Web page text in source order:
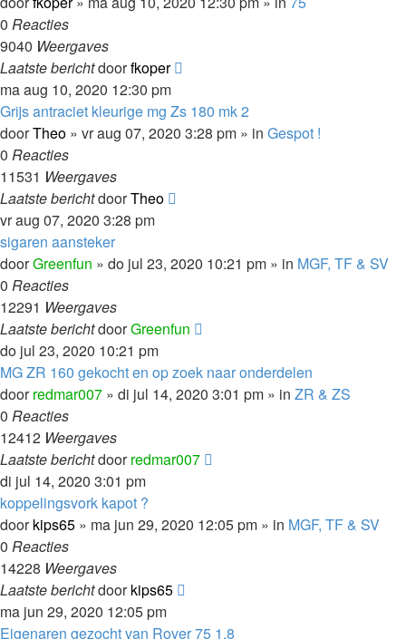
0 Reacties
9040 Weergaves
Laatste berichtdoorfkoper
ma aug 10, 2020 12:30 pm
Grijs antraciet kleurige mg Zs 180 mk 2
doorTheo » vr aug 07, 2020 3:28 pm » in Gespot !
0 Reacties
11531 Weergaves
Laatste berichtdoorTheo
vr aug 07, 2020 3:28 pm
sigaren aansteker
doorGreenfun » do jul 23, 2020 10:21 pm » in MGF, TF & SV
0 Reacties
12291 Weergaves
Laatste berichtdoorGreenfun
do jul 23, 2020 10:21 pm
MG ZR 160 gekocht en op zoek naar onderdelen
doorredmar007 » di jul 14, 2020 3:01 pm » in ZR & ZS
0 Reacties
12412 Weergaves
Laatste berichtdoorredmar007
di jul 14, 2020 3:01 pm
koppelingsvork kapot ?
doorkips65 » ma jun 29, 2020 12:05 pm » in MGF, TF & SV
0 Reacties
14228 Weergaves
Laatste berichtdoorkips65
ma jun 29, 2020 12:05 pm
Eigenaren gezocht van Rover 75 1.8